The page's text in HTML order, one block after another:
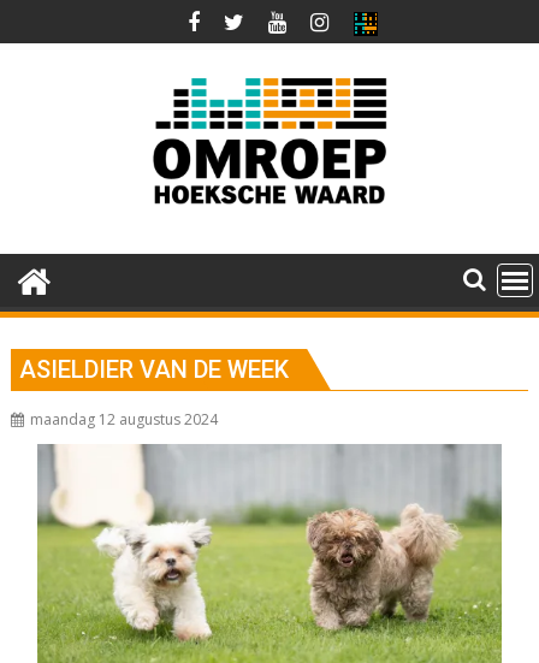
naar
ASIELDIER VAN DE WEEK
maandag 12 augustus 2024